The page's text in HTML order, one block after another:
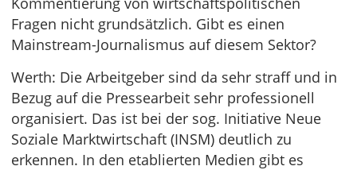
Fragen nicht grundsätzlich. Gibt es einen
Mainstream-Journalismus auf diesem Sektor?
Werth: Die Arbeitgeber sind da sehr straff und in
Bezug auf die Pressearbeit sehr professionell
organisiert. Das ist bei der sog. Initiative Neue
Soziale Marktwirtschaft (INSM) deutlich zu
erkennen. In den etablierten Medien gibt es